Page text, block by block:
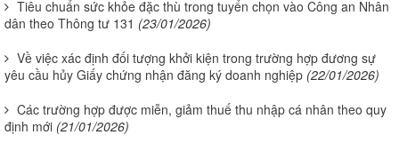
Tiêu chuẩn sức khỏe đặc thù trong tuyển chọn vào Công an Nhân
dân theo Thông tư 131 (23/01/2026)
Về việc xác định đối tượng khởi kiện trong trường hợp đương sự
yêu cầu hủy Giấy chứng nhận đăng ký doanh nghiệp (22/01/2026)
Các trường hợp được miễn, giảm thuế thu nhập cá nhân theo quy
định mới (21/01/2026)